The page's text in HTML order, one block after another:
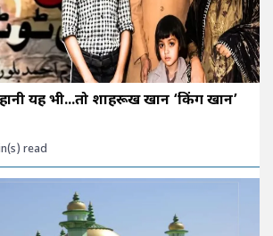
यह भी...तो शाहरूख खान ‘किंग खान’
read